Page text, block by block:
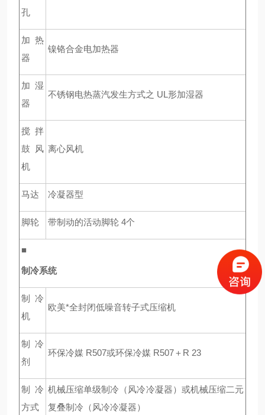
孔
加热
器
镍铬合金电加热器
加湿
器
不锈钢电热蒸汽发生方式之 UL形加湿器
搅拌
鼓风
机
离心风机
马达 冷凝器型
脚轮 带制动的活动脚轮 4个
■
制冷系统
制冷
机
欧美*全封闭低噪音转子式压缩机
制冷
剂
环保冷媒 R507或环保冷媒 R507＋R 23
制冷
方式
机械压缩单级制冷（风冷冷凝器）或机械压缩二元
复叠制冷（风冷冷凝器）